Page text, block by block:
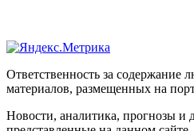
Ответственность за содержание
материалов, размещенных на
Новости, аналитика, прогнозы и